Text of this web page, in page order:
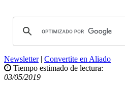
Newsletter| Convertite en Aliado
Tiempo estimado de lectura:
03/05/2019